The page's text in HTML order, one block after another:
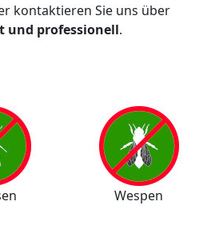
kontaktieren Sie uns über
und professionell.
Wespen